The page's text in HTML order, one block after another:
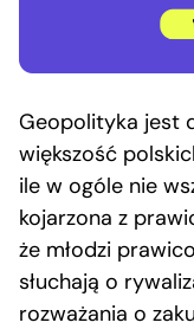
Geopolityka jest
większość
ile w ogóle nie
kojarzona z
że młodzi
słuchają o
rozważania o